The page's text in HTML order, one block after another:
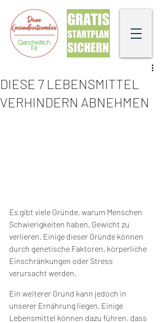
DIESE 7 LEBENSMITTEL
VERHINDERN ABNEHMEN
Es gibt viele Gründe, warum Menschen
Schwierigkeiten haben, Gewicht zu
verlieren. Einige dieser Gründe können
durch genetische Faktoren, körperliche
Einschränkungen oder Stress
verursacht werden.
Ein weiterer Grund kann jedoch in
unserer Ernährung liegen. Einige
Lebensmittel können dazu führen, dass